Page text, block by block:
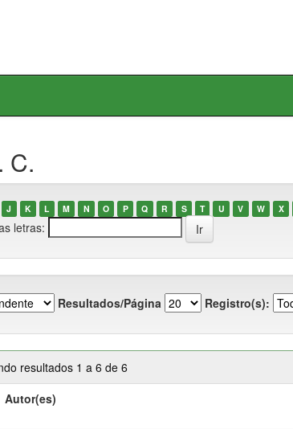
C.
J K L M N O P Q R S T U V W X
letras:
Resultados/Página Registro(s):
resultados 1 a 6 de 6
Autor(es)